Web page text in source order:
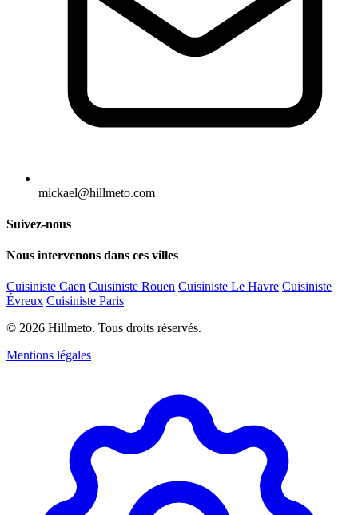
mickael@hillmeto.com
Suivez-nous
Nous intervenons dans ces villes
Cuisiniste Caen Cuisiniste Rouen Cuisiniste Le Havre Cuisiniste
Évreux Cuisiniste Paris
© 2026 Hillmeto. Tous droits réservés.
Mentions légales